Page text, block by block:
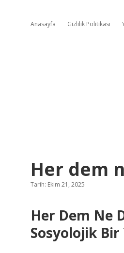
Anasayfa Gizlilik Politikası
Her dem
Tarih: Ekim 21, 2025
Her Dem Ne
Sosyolojik